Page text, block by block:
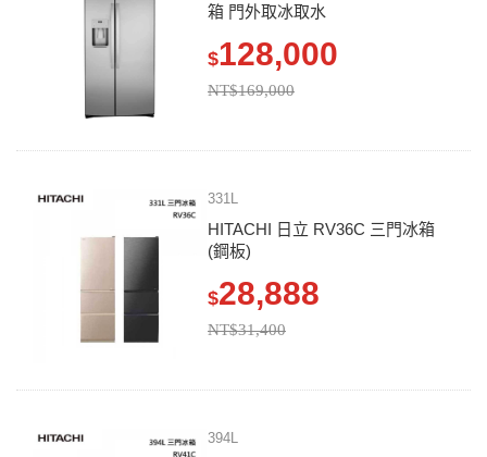
箱 門外取冰取水
$128,000
NT$169,000
331L
HITACHI 日立 RV36C 三門冰箱
(鋼板)
$28,888
NT$31,400
394L